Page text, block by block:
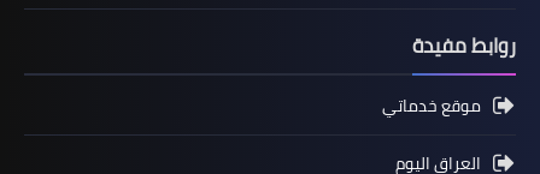
روابط مفيدة
موقع خدماتي
العراق اليوم